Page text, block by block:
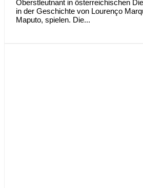
Oberstleutnant in österreichischen
in der Geschichte von Lourenço
Maputo, spielen. Die...